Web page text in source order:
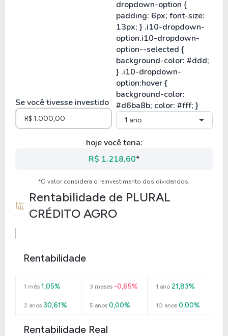
Se você tivesse investido
1 ano
hoje você teria:
R$ 1.218,60*
*O valor considera o reinvestimento dos dividendos.
Rentabilidade de PLURAL
CRÉDITO AGRO
Rentabilidade
1 mês 1,05% 3 meses -0,65% 1 ano21,83%
2 anos 30,61% 5 anos 0,00% 10 anos0,00%
Rentabilidade Real